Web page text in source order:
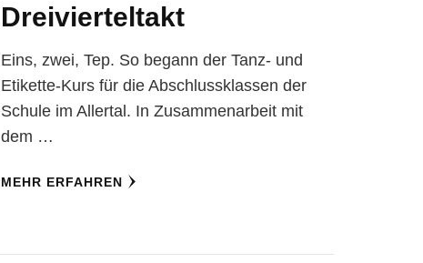
Dreivierteltakt
Eins, zwei, Tep. So begann der Tanz- und
Etikette-Kurs für die Abschlussklassen der
Schule im Allertal. In Zusammenarbeit mit
dem …
MEHR ERFAHREN